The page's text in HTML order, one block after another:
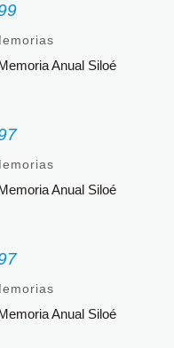
Anual Siloé
Anual Siloé
Anual Siloé